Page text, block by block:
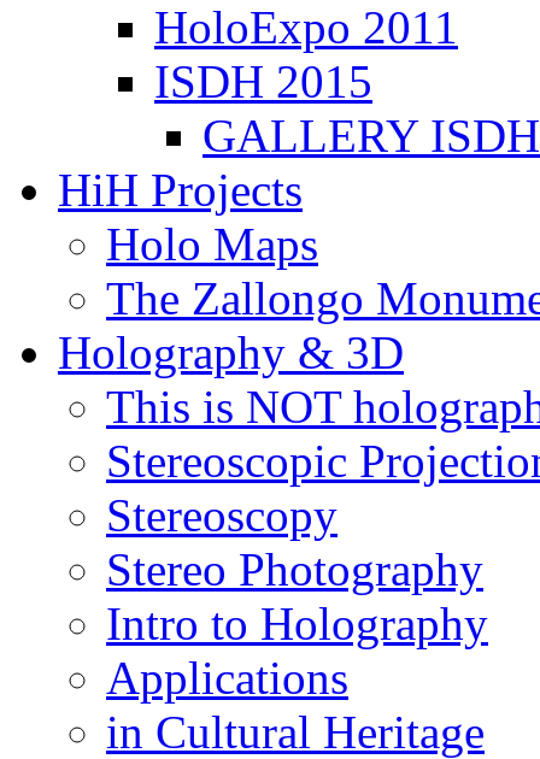
HoloExpo 2011
ISDH 2015
GALLERY
HiH Projects
Holo Maps
The Zallongo
Holography & 3D
This is NOT
Stereoscopic
Stereoscopy
Stereo Photography
Intro to Holography
Applications
in Cultural Heritage